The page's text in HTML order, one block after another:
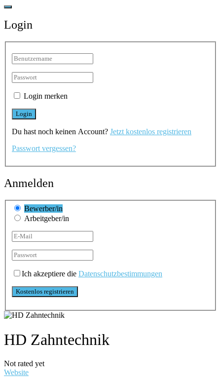
Login
Login merken
Du hast noch keinen Account? Jetzt kostenlos registrieren
Passwort vergessen?
Anmelden
Bewerber/in
Arbeitgeber/in
Ich akzeptiere die Datenschutzbestimmungen
HD Zahntechnik
Not rated yet
Website